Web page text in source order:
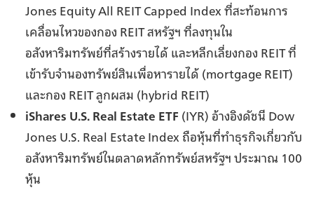
Jones Equity All REIT Capped Index ที่สะท้อนการ
เคลื่อนไหวของกอง REIT สหรัฐฯ ที่ลงทุนใน
อสังหาริมทรัพย์ที่สร้างรายได้ และหลีกเลี่ยงกอง REIT ที่
เข้ารับจำนองทรัพย์สินเพื่อหารายได้ (mortgage REIT)
และกอง REIT ลูกผสม (hybrid REIT)
iShares U.S. Real Estate ETF (IYR) อ้างอิงดัชนี Dow
Jones U.S. Real Estate Index ถือหุ้นที่ทำธุรกิจเกี่ยวกับ
อสังหาริมทรัพย์ในตลาดหลักทรัพย์สหรัฐฯ ประมาณ 100
หุ้น